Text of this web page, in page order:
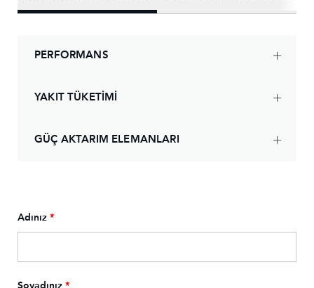
PERFORMANS
YAKIT TÜKETİMİ
GÜÇ AKTARIM ELEMANLARI
Adınız *